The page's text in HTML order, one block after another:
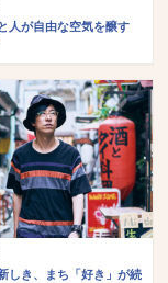
人が自由な空気を醸す
しき、まち「好き」が続